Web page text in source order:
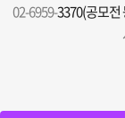
02-6959-3370(공모전